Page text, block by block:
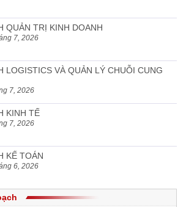
QUẢN TRỊ KINH DOANH
7, 2026
LOGISTICS VÀ QUẢN LÝ CHUỖI CUNG
7, 2026
KINH TẾ
7, 2026
KẾ TOÁN
6, 2026